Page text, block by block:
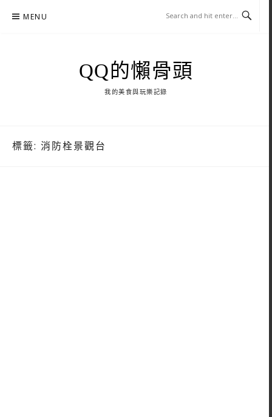
MENU
QQ的懶骨頭
我的美食與玩樂記錄
標籤: 消防栓景觀台